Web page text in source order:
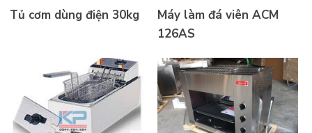
Tủ cơm dùng điện 30kg
Máy làm đá viên ACM
126AS